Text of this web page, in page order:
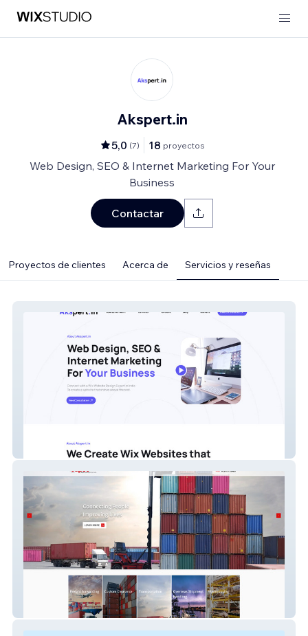
Akspert.in
5,0 (7) 18 proyectos
Web Design, SEO & Internet Marketing For Your
Business
Contactar
Proyectos de clientes Acerca de Servicios y reseñas
Akspert.in